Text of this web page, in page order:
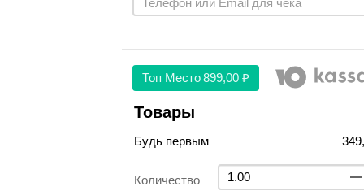
Топ Место 899,00 ₽
Товары
Будь первым
Количество